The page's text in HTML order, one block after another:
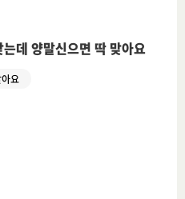
데 양말신으면 딱 맞아요
요